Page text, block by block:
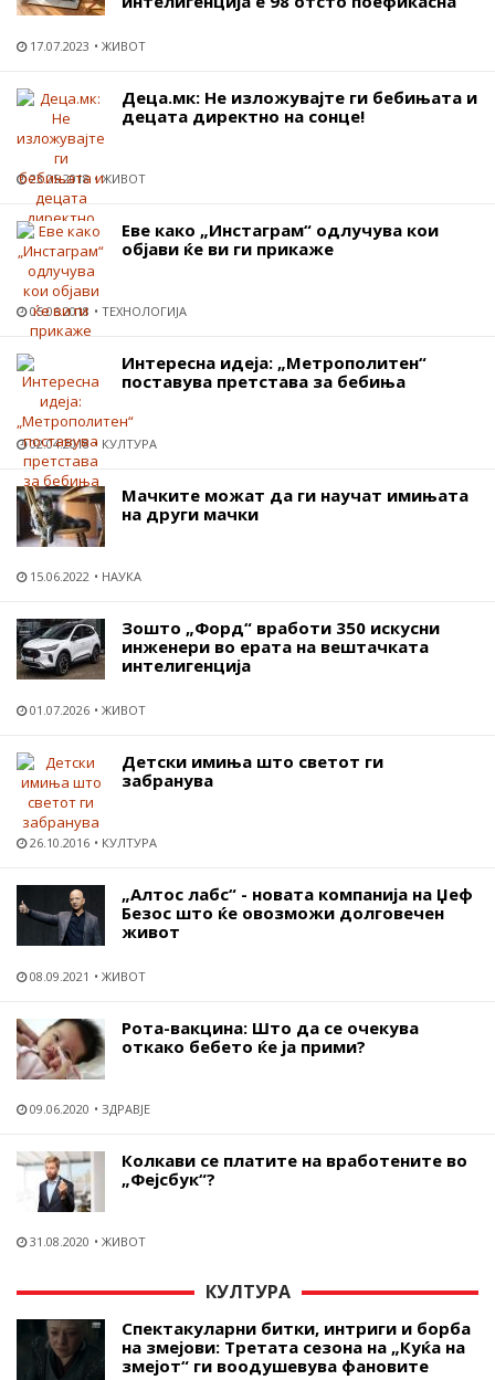
17.07.2023 ЖИВОТ
Деца.мк: Не изложувајте ги бебињата и
децата директно на сонце!
23.05.2018 ЖИВОТ
Еве како „Инстаграм“ одлучува кои
објави ќе ви ги прикаже
05.06.2018 ТЕХНОЛОГИЈА
Интересна идеја: „Метрополитен“
поставува претстава за бебиња
02.04.2018 КУЛТУРА
Мачките можат да ги научат имињата
на други мачки
15.06.2022 НАУКА
Зошто „Форд“ вработи 350 искусни
инженери во ерата на вештачката
интелигенција
01.07.2026 ЖИВОТ
Детски имиња што светот ги
забранува
26.10.2016 КУЛТУРА
„Алтос лабс“ - новата компанија на Џеф
Безос што ќе овозможи долговечен
живот
08.09.2021 ЖИВОТ
Рота-вакцина: Што да се очекува
откако бебето ќе ја прими?
09.06.2020 ЗДРАВЈЕ
Колкави се платите на вработените во
„Фејсбук“?
31.08.2020 ЖИВОТ
КУЛТУРА
Спектакуларни битки, интриги и борба
на змејови: Третата сезона на „Куќа на
змејот“ ги воодушевува фановите